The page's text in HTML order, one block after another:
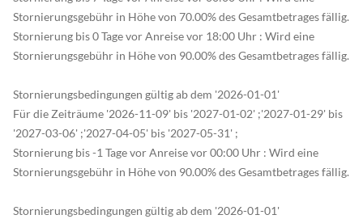
Stornierungsgebühr in Höhe von 70.00% des Gesamtbetrages fällig.
Stornierung bis 0 Tage vor Anreise vor 18:00 Uhr : Wird eine
Stornierungsgebühr in Höhe von 90.00% des Gesamtbetrages fällig.
Stornierungsbedingungen gültig ab dem '2026-01-01'
Für die Zeiträume '2026-11-09' bis '2027-01-02' ;'2027-01-29' bis
'2027-03-06' ;'2027-04-05' bis '2027-05-31' ;
Stornierung bis -1 Tage vor Anreise vor 00:00 Uhr : Wird eine
Stornierungsgebühr in Höhe von 90.00% des Gesamtbetrages fällig.
Stornierungsbedingungen gültig ab dem '2026-01-01'